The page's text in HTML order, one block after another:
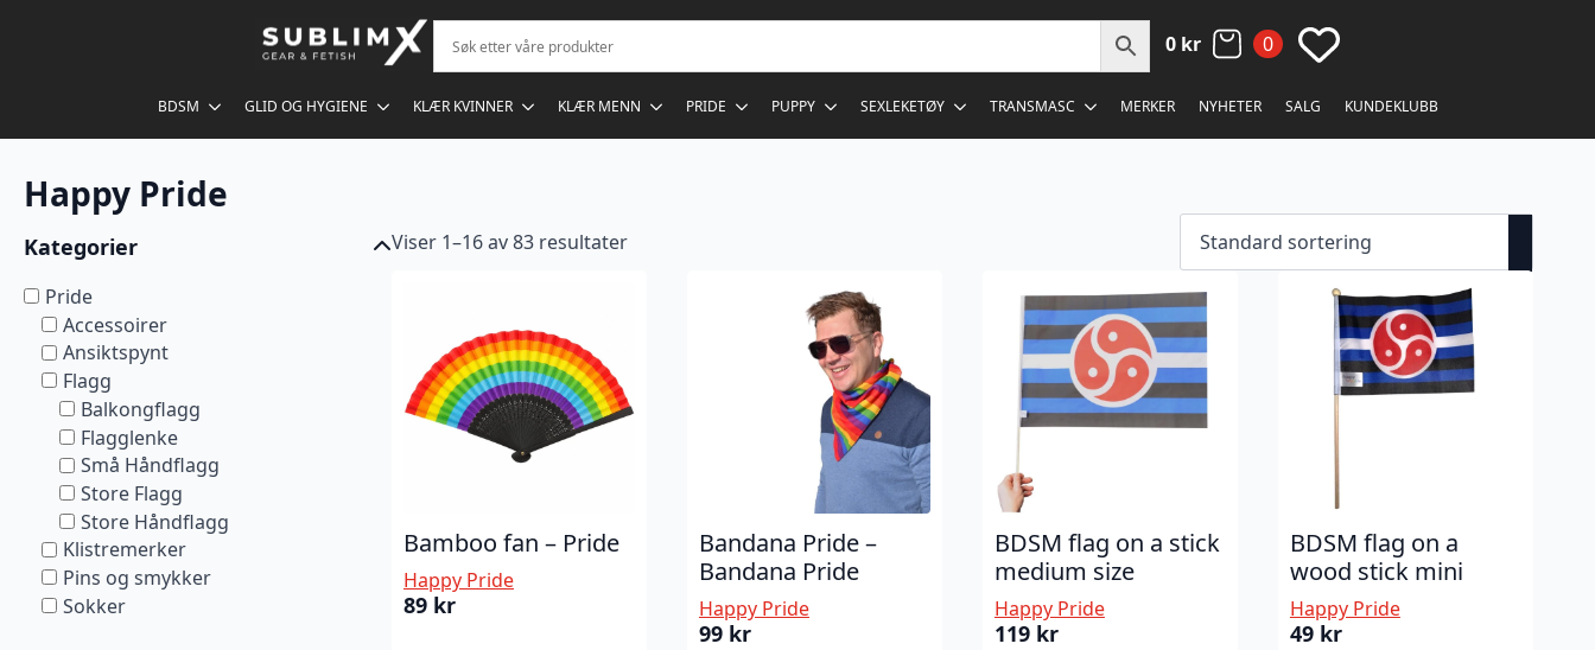
0 kr 0
BDSM GLID OG HYGIENE KLÆR KVINNER KLÆR MENN PRIDE PUPPY SEXLEKETØY TRANSMASC MERKER NYHETER SALG KUNDEKLUBB
Happy Pride
Kategorier
Pride
Accessoirer
Ansiktspynt
Flagg
Balkongflagg
Flagglenke
Små Håndflagg
Store Flagg
Store Håndflagg
Klistremerker
Pins og smykker
Sokker
Viser 1–16 av 83 resultater
Bamboo fan – Pride
Happy Pride
89 kr
Bandana Pride –
Bandana Pride
Happy Pride
99 kr
BDSM flag on a stick
medium size
Happy Pride
119 kr
BDSM flag on a
wood stick mini
Happy Pride
49 kr